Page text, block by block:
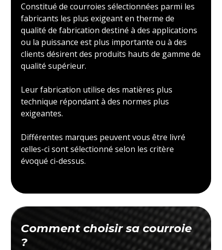
Constitué de courroies sélectionnées parmi les
fabricants les plus exigeant en therme de
qualité de fabrication destiné à des applications
ou la puissance est plus importante ou à des
clients désirent des produits hauts de gamme de
qualité supérieur.
Leur fabrication utilise des matières plus
technique répondant à des normes plus
exigeantes.
Différentes marques peuvent vous être livré
celles-ci sont sélectionné selon les critère
évoqué ci-dessus.
Comment choisir sa courroie
?